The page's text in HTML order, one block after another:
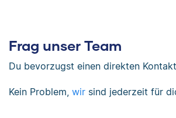
Frag unser Team
Du bevorzugst einen direkten
Kein Problem, wir sind jederzeit für